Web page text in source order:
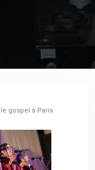
gospel à Paris